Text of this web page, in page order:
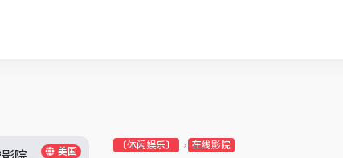
美国
〔休闲娱乐〕 在线影院